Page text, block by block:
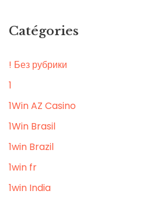
Catégories
! Без рубрики
1
1Win AZ Casino
1Win Brasil
1win Brazil
1win fr
1win India